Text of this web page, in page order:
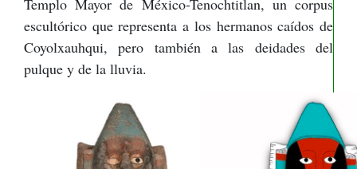
Templo Mayor de México-Tenochtitlan, un corpus
escultórico que representa a los hermanos caídos de
Coyolxauhqui, pero también a las deidades del
pulque y de la lluvia.